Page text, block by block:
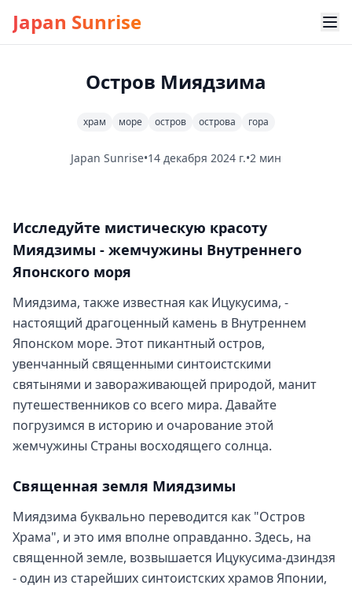
Japan Sunrise
Остров Миядзима
храм море остров острова гора
Japan Sunrise•14 декабря 2024 г.•2 мин
Исследуйте мистическую красоту
Миядзимы - жемчужины Внутреннего
Японского моря
Миядзима, также известная как Ицукусима, -
настоящий драгоценный камень в Внутреннем
Японском море. Этот пикантный остров,
увенчанный священными синтоистскими
святынями и завораживающей природой, манит
путешественников со всего мира. Давайте
погрузимся в историю и очарование этой
жемчужины Страны восходящего солнца.
Священная земля Миядзимы
Миядзима буквально переводится как "Остров
Храма", и это имя вполне оправданно. Здесь, на
священной земле, возвышается Ицукусима-дзиндзя
- один из старейших синтоистских храмов Японии,